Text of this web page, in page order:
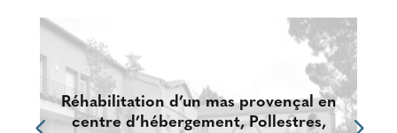
Réhabilitation d’un mas provençal en
centre d’hébergement, Pollestres,